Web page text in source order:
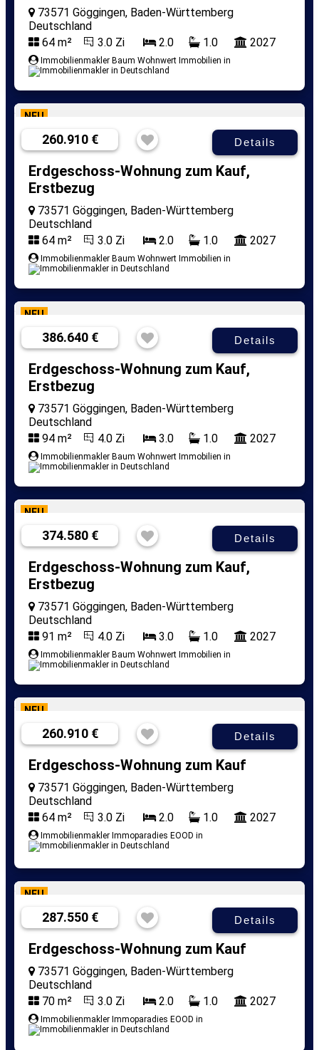
73571 Göggingen, Baden-Württemberg
Deutschland
64 m²
3.0 Zi 2.0 1.0 2027
Immobilienmakler Baum Wohnwert Immobilien in
NEU
260.910 € Details
Erdgeschoss-Wohnung zum Kauf,
Erstbezug
73571 Göggingen, Baden-Württemberg
Deutschland
64 m²
3.0 Zi 2.0 1.0 2027
Immobilienmakler Baum Wohnwert Immobilien in
NEU
386.640 € Details
Erdgeschoss-Wohnung zum Kauf,
Erstbezug
73571 Göggingen, Baden-Württemberg
Deutschland
94 m²
4.0 Zi 3.0 1.0 2027
Immobilienmakler Baum Wohnwert Immobilien in
NEU
374.580 € Details
Erdgeschoss-Wohnung zum Kauf,
Erstbezug
73571 Göggingen, Baden-Württemberg
Deutschland
91 m²
4.0 Zi 3.0 1.0 2027
Immobilienmakler Baum Wohnwert Immobilien in
NEU
260.910 € Details
Erdgeschoss-Wohnung zum Kauf
73571 Göggingen, Baden-Württemberg
Deutschland
64 m²
3.0 Zi 2.0 1.0 2027
Immobilienmakler Immoparadies EOOD in
NEU
287.550 € Details
Erdgeschoss-Wohnung zum Kauf
73571 Göggingen, Baden-Württemberg
Deutschland
70 m²
3.0 Zi 2.0 1.0 2027
Immobilienmakler Immoparadies EOOD in